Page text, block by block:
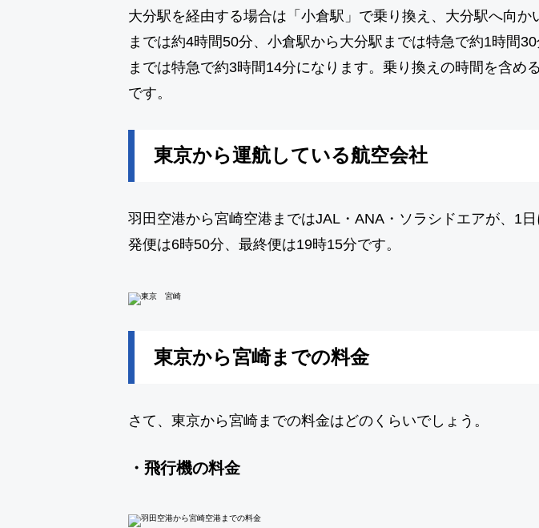
大分駅を経由する場合は「小倉駅」で乗り換え、大分駅へ向か
までは約4時間50分、小倉駅から大分駅までは特急で約1時間
までは特急で約3時間14分になります。乗り換えの時間を含め
です。
東京から運航している航空会社
羽田空港から宮崎空港まではJAL・ANA・ソラシドエアが、1
発便は6時50分、最終便は19時15分です。
東京から宮崎までの料金
さて、東京から宮崎までの料金はどのくらいでしょう。
・飛行機の料金